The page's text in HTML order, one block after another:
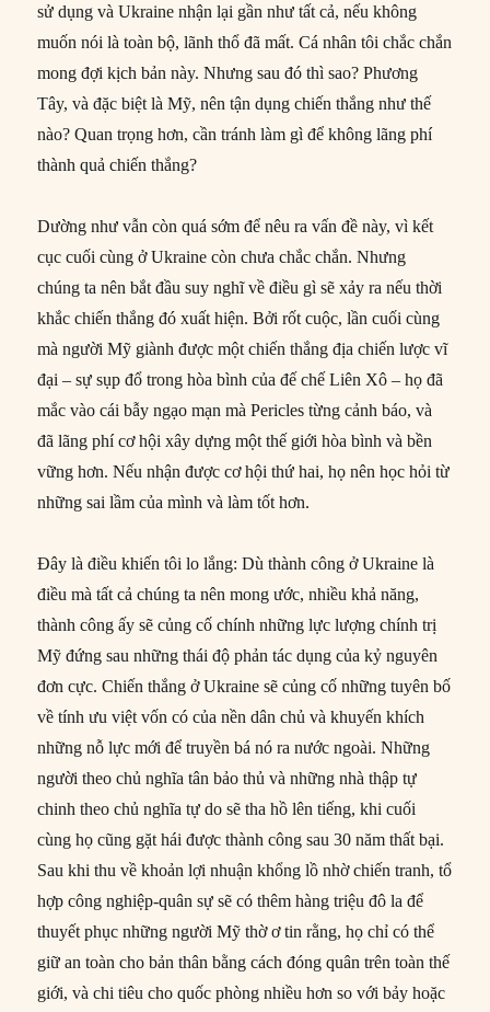
sử dụng và Ukraine nhận lại gần như tất cả, nếu không
muốn nói là toàn bộ, lãnh thổ đã mất. Cá nhân tôi chắc chắn
mong đợi kịch bản này. Nhưng sau đó thì sao? Phương
Tây, và đặc biệt là Mỹ, nên tận dụng chiến thắng như thế
nào? Quan trọng hơn, cần tránh làm gì để không lãng phí
thành quả chiến thắng?
Dường như vẫn còn quá sớm để nêu ra vấn đề này, vì kết
cục cuối cùng ở Ukraine còn chưa chắc chắn. Nhưng
chúng ta nên bắt đầu suy nghĩ về điều gì sẽ xảy ra nếu thời
khắc chiến thắng đó xuất hiện. Bởi rốt cuộc, lần cuối cùng
mà người Mỹ giành được một chiến thắng địa chiến lược vĩ
đại – sự sụp đổ trong hòa bình của đế chế Liên Xô – họ đã
mắc vào cái bẫy ngạo mạn mà Pericles từng cảnh báo, và
đã lãng phí cơ hội xây dựng một thế giới hòa bình và bền
vững hơn. Nếu nhận được cơ hội thứ hai, họ nên học hỏi từ
những sai lầm của mình và làm tốt hơn.
Đây là điều khiến tôi lo lắng: Dù thành công ở Ukraine là
điều mà tất cả chúng ta nên mong ước, nhiều khả năng,
thành công ấy sẽ củng cố chính những lực lượng chính trị
Mỹ đứng sau những thái độ phản tác dụng của kỷ nguyên
đơn cực. Chiến thắng ở Ukraine sẽ củng cố những tuyên bố
về tính ưu việt vốn có của nền dân chủ và khuyến khích
những nỗ lực mới để truyền bá nó ra nước ngoài. Những
người theo chủ nghĩa tân bảo thủ và những nhà thập tự
chinh theo chủ nghĩa tự do sẽ tha hồ lên tiếng, khi cuối
cùng họ cũng gặt hái được thành công sau 30 năm thất bại.
Sau khi thu về khoản lợi nhuận khổng lồ nhờ chiến tranh, tổ
hợp công nghiệp-quân sự sẽ có thêm hàng triệu đô la để
thuyết phục những người Mỹ thờ ơ tin rằng, họ chỉ có thể
giữ an toàn cho bản thân bằng cách đóng quân trên toàn thế
giới, và chi tiêu cho quốc phòng nhiều hơn so với bảy hoặc